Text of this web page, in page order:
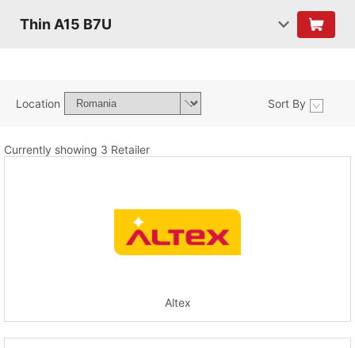
Thin A15 B7U
Location Sort By
Currently showing 3 Retailer
Altex